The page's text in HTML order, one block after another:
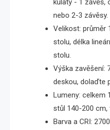
kulatý - 1 závěs,
nebo 2-3 závěsy.
Velikost: průměr
stolu, délka
stolu.
Výška zavěšení:
deskou, dolaďte
Lumeny: celkem
stůl 140-200 cm,
Barva a CRI: